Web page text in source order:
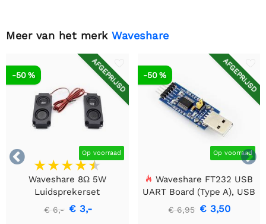
Meer van het merk Waveshare


AFGEPRIJSD
Op voorraad
-50 %
Waveshare 8Ω 5W
Luidsprekerset
€ 6,- € 3,-
AFGEPRIJSD
Op voorraad
-50 %
Waveshare FT232 USB
UART Board (Type A), USB
naar TTL (UART)
Communicatiemodule
€ 6,95 € 3,50